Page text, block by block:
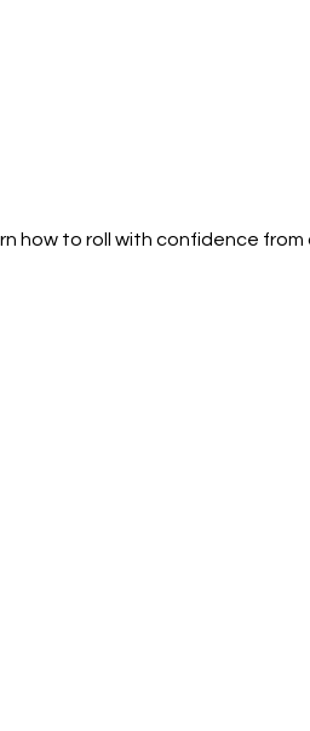
how to roll with confidence from